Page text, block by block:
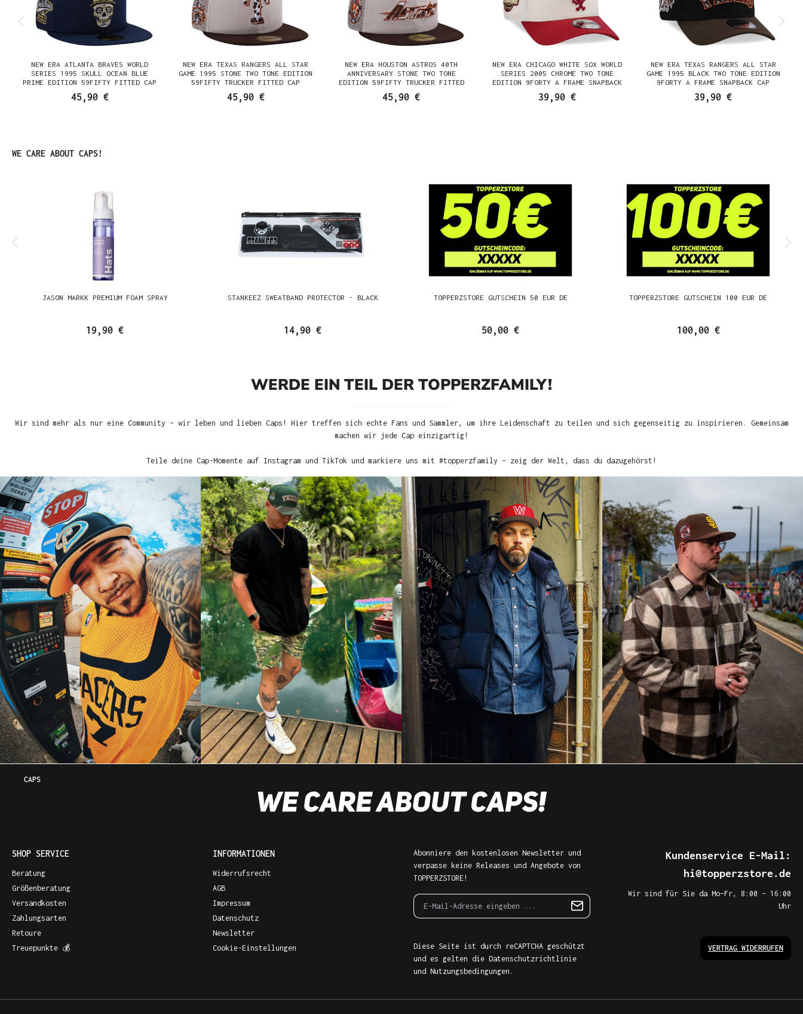
NEW ERA ATLANTA BRAVES WORLD
SERIES 1995 SKULL OCEAN BLUE
PRIME EDITION 59FIFTY FITTED CAP
45,90 €
NEW ERA TEXAS RANGERS ALL STAR
GAME 1995 STONE TWO TONE EDITION
59FIFTY TRUCKER FITTED CAP
45,90 €
NEW ERA HOUSTON ASTROS 40TH
ANNIVERSARY STONE TWO TONE
EDITION 59FIFTY TRUCKER FITTED
CAP
45,90 €
NEW ERA CHICAGO WHITE SOX WORLD
SERIES 2005 CHROME TWO TONE
EDITION 9FORTY A FRAME SNAPBACK
CAP
39,90 €
NEW ERA TEXAS RANGERS ALL STAR
GAME 1995 BLACK TWO TONE EDITION
9FORTY A FRAME SNAPBACK CAP
39,90 €
Produktgalerie überspringen
WE CARE ABOUT CAPS!
JASON MARKK PREMIUM FOAM SPRAY
19,90 €
STANKEEZ SWEATBAND PROTECTOR - BLACK
14,90 €
TOPPERZSTORE GUTSCHEIN 50 EUR DE
50,00 €
TOPPERZSTORE GUTSCHEIN 100 EUR DE
100,00 €
WERDE EIN TEIL DER TOPPERZFAMILY!
Wir sind mehr als nur eine Community – wir leben und lieben Caps! Hier treffen sich echte Fans und Sammler, um ihre Leidenschaft zu teilen und sich gegenseitig zu inspirieren. Gemeinsam
machen wir jede Cap einzigartig!
Teile deine Cap-Momente auf Instagram und TikTok und markiere uns mit #topperzfamily – zeig der Welt, dass du dazugehörst!
CAPS
SHOP SERVICE
Beratung
Größenberatung
Versandkosten
Zahlungsarten
Retoure
Treuepunkte 💰
INFORMATIONEN
Widerrufsrecht
AGB
Impressum
Datenschutz
Newsletter
Cookie-Einstellungen
Abonniere den kostenlosen Newsletter und
verpasse keine Releases und Angebote von
TOPPERZSTORE!
Diese Seite ist durch reCAPTCHA geschützt
und es gelten die Datenschutzrichtlinie
und Nutzungsbedingungen .
Kundenservice E-Mail:
hi@topperzstore.de
Wir sind für Sie da Mo–Fr, 8:00 – 16:00
Uhr
VERTRAG WIDERRUFEN